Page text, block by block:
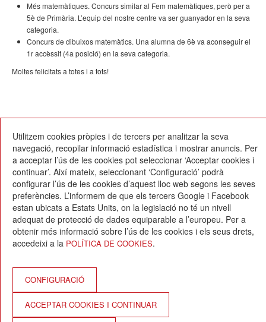
Més matemàtiques. Concurs similar al Fem matemàtiques, però per a
5è de Primària. L’equip del nostre centre va ser guanyador en la seva
categoria.
Concurs de dibuixos matemàtics. Una alumna de 6è va aconseguir el
1r accèssit (4a posició) en la seva categoria.
Moltes felicitats a totes i a tots!
16/06/2021
Escola Betània-Patmos
C. Montevideo, 13
08034 Barcelona
Arquitectura i disseny:
www.pixtin.es
Utilitzem cookies pròpies i de tercers per analitzar la seva
navegació, recopilar informació estadística i mostrar anuncis. Per
a acceptar l’ús de les cookies pot seleccionar ‘Acceptar cookies i
continuar’. Així mateix, seleccionant ‘Configuració’ podrà
configurar l’ús de les cookies d’aquest lloc web segons les seves
preferències. L’informem de que els tercers Google i Facebook
estan ubicats a Estats Units, on la legislació no té un nivell
adequat de protecció de dades equiparable a l’europeu. Per a
obtenir més informació sobre l’ús de les cookies i els seus drets,
accedeixi a la POLÍTICA DE COOKIES.
CONFIGURACIÓ
ACCEPTAR COOKIES I CONTINUAR